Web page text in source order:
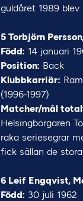
guldåret 1989
5 Torbjörn
Född: 14 januari
Position: Back
Klubbkarriär:
(1996-1997)
Matcher/mål
Helsingborgaren
raka seriesegrar
fick sällan de
6 Leif Engqvist,
Född: 30 juli 1962